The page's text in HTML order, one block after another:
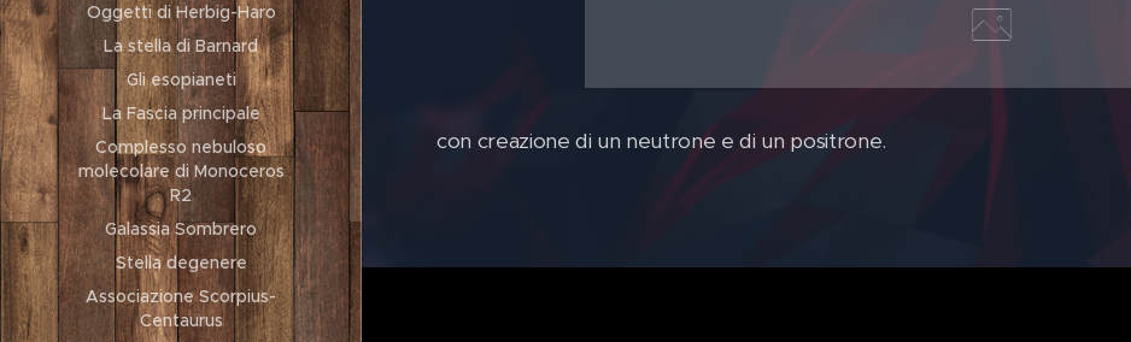
Oggetti di Herbig-Haro
La stella di Barnard
Gli esopianeti
La Fascia principale
Complesso nebuloso
molecolare di Monoceros
R2
Galassia Sombrero
Stella degenere
Associazione Scorpius-
Centaurus
con creazione di un neutrone e di un positrone.